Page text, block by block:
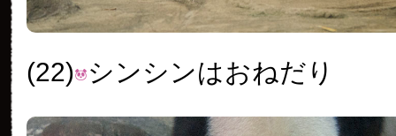
(22) シンシンはおねだり